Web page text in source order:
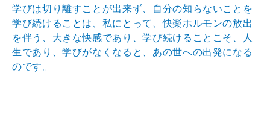
学びは切り離すことが出来ず、自分の知らないことを
学び続けることは、私にとって、快楽ホルモンの放出
を伴う、大きな快感であり、学び続けることこそ、人
生であり、学びがなくなると、あの世への出発になる
のです。